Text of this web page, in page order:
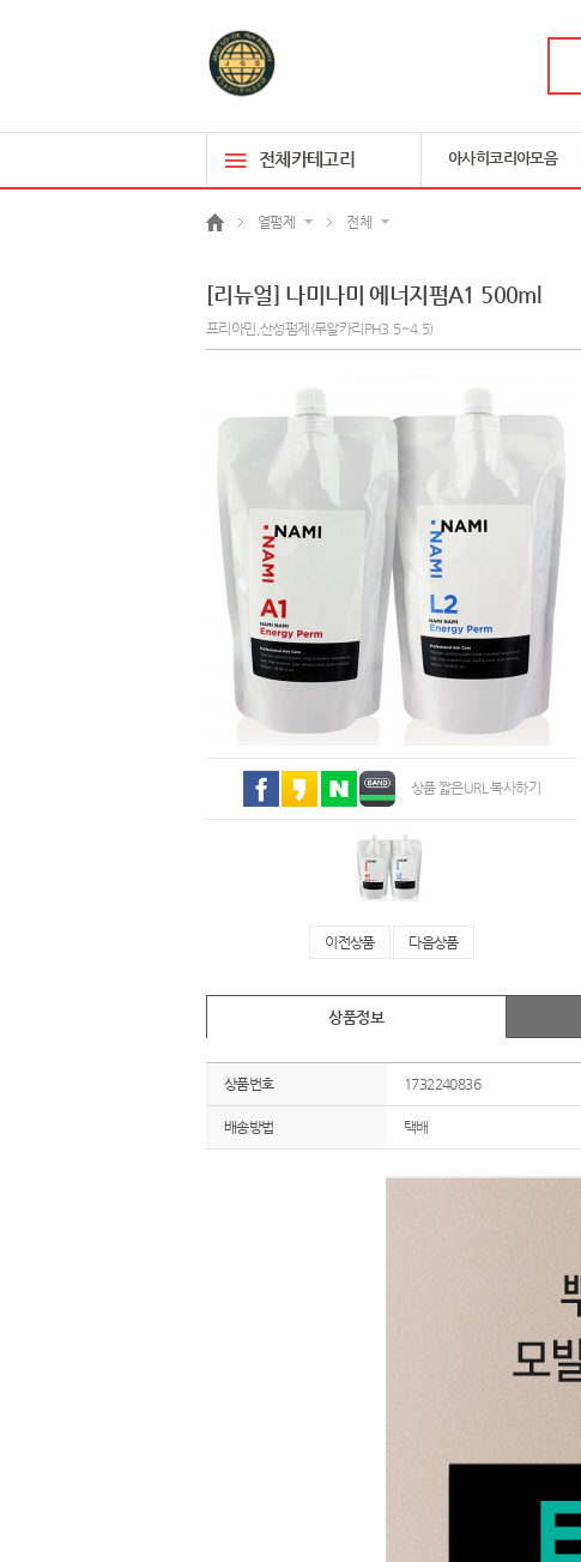
전체카테고리 아사히코리아모음
열펌제 전체
[리뉴얼] 나미나미 에너지펌A1 500ml
프리아민,산성펌제(무알카리PH3.5~4.5)
상품 짧은URL 복사하기
이전상품 다음상품
상품정보
상품번호 1732240836
배송방법 택배